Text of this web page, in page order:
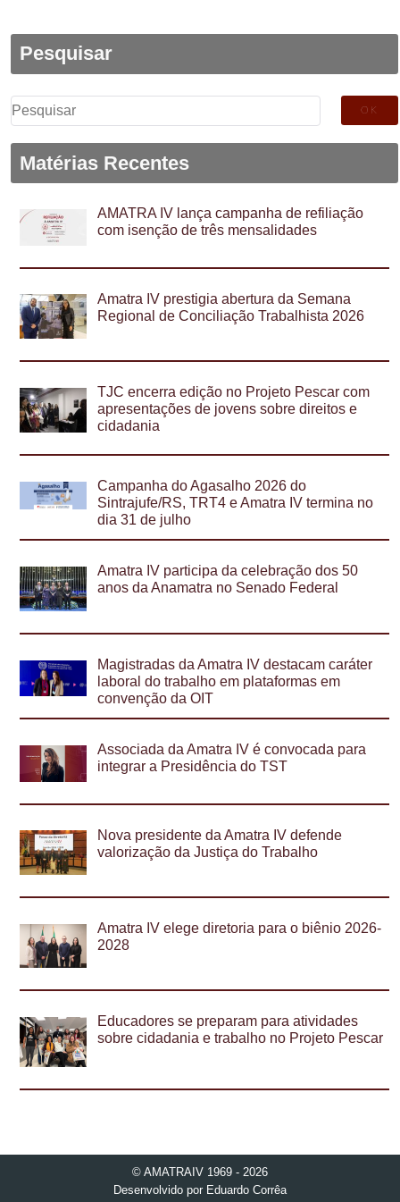
Pesquisar
Pesquisar
por:
Matérias Recentes
AMATRA IV lança campanha de refiliação
com isenção de três mensalidades
Amatra IV prestigia abertura da Semana
Regional de Conciliação Trabalhista 2026
TJC encerra edição no Projeto Pescar com
apresentações de jovens sobre direitos e
cidadania
Campanha do Agasalho 2026 do
Sintrajufe/RS, TRT4 e Amatra IV termina no
dia 31 de julho
Amatra IV participa da celebração dos 50
anos da Anamatra no Senado Federal
Magistradas da Amatra IV destacam caráter
laboral do trabalho em plataformas em
convenção da OIT
Associada da Amatra IV é convocada para
integrar a Presidência do TST
Nova presidente da Amatra IV defende
valorização da Justiça do Trabalho
Amatra IV elege diretoria para o biênio 2026-
2028
Educadores se preparam para atividades
sobre cidadania e trabalho no Projeto Pescar
© AMATRAIV 1969 - 2026
Desenvolvido por Eduardo Corrêa